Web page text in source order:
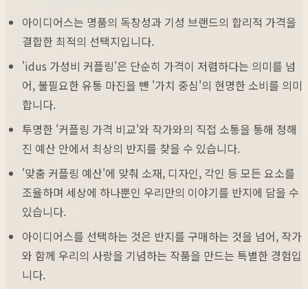
아이디어스는 명품의 독창성과 기성 브랜드의 합리적 가격을
결합한 최적의 선택지입니다.
'idus 가성비 커플링'은 단순히 가격이 저렴하다는 의미를 넘
어, 불필요한 유통 마진을 뺀 '가치 중심'의 현명한 소비를 의미
합니다.
투명한 '커플링 가격 비교'와 작가와의 직접 소통을 통해 정해
진 예산 안에서 최상의 반지를 찾을 수 있습니다.
'맞춤 커플링 예산'에 맞춰 소재, 디자인, 각인 등 모든 요소를
조율하며 세상에 하나뿐인 우리만의 이야기를 반지에 담을 수
있습니다.
아이디어스를 선택하는 것은 반지를 구매하는 것을 넘어, 작가
와 함께 우리의 사랑을 기념하는 작품을 만드는 특별한 경험입
니다.